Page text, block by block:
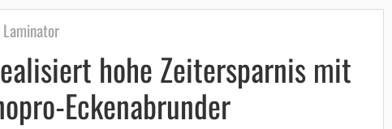
hohe Zeitersparnis mit
Eckenabrunder